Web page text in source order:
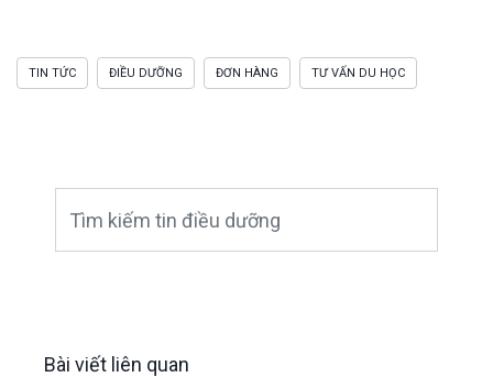
TIN TỨC ĐIỀU DƯỠNG ĐƠN HÀNG TƯ VẤN DU HỌC
Bài viết liên quan